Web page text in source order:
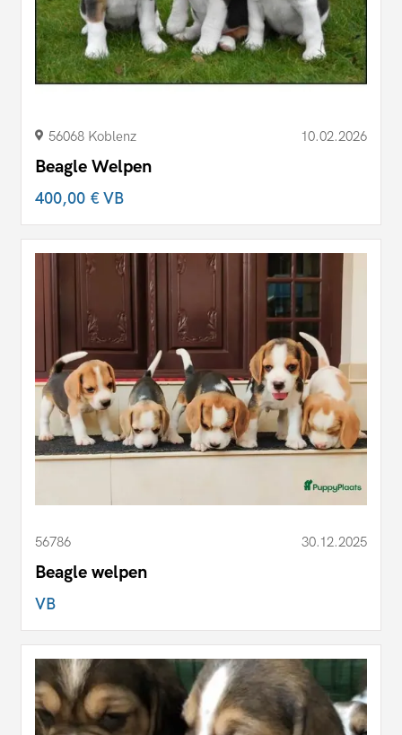
56068 Koblenz 10.02.2026
Beagle Welpen
400,00 €VB
56786 30.12.2025
Beagle welpen
VB